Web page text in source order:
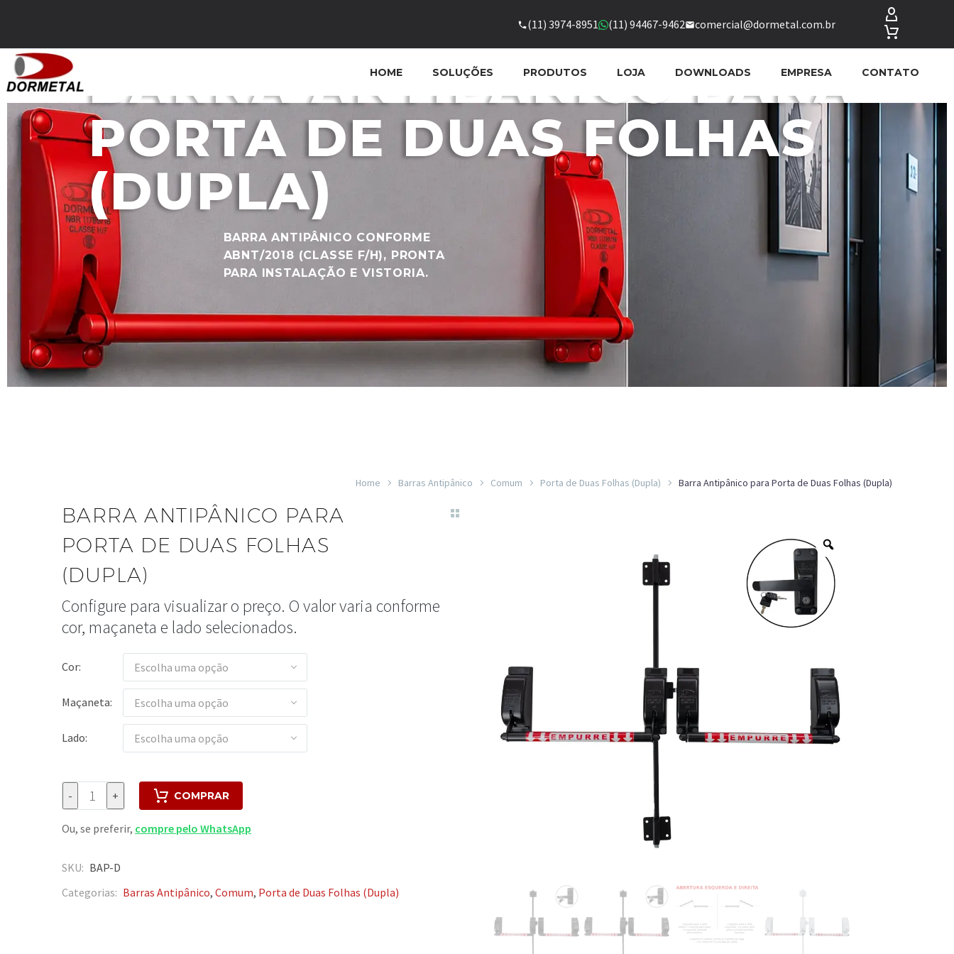
(11) 3974-8951 (11) 94467-9462 comercial@dormetal.com.br
HOME SOLUÇÕES PRODUTOS LOJA DOWNLOADS EMPRESA CONTATO
BARRA ANTIPÂNICO PARA
PORTA DE DUAS FOLHAS
(DUPLA)
BARRA ANTIPÂNICO CONFORME
ABNT/2018 (CLASSE F/H), PRONTA
PARA INSTALAÇÃO E VISTORIA.
Home Barras Antipânico Comum Porta de Duas Folhas (Dupla) Barra Antipânico para Porta de Duas Folhas (Dupla)
BARRA ANTIPÂNICO PARA
PORTA DE DUAS FOLHAS
(DUPLA)
Configure para visualizar o preço. O valor varia conforme
cor, maçaneta e lado selecionados.
Cor Escolha uma opção
Maçaneta Escolha uma opção
Lado Escolha uma opção
- + COMPRAR
Ou, se preferir, compre pelo WhatsApp
SKU: BAP-D
Categorias: Barras Antipânico, Comum, Porta de Duas Folhas (Dupla)